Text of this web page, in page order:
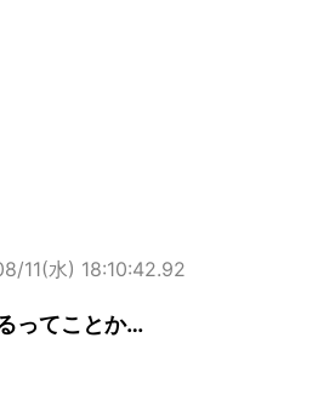
11(水) 18:10:42.92
ってことか…